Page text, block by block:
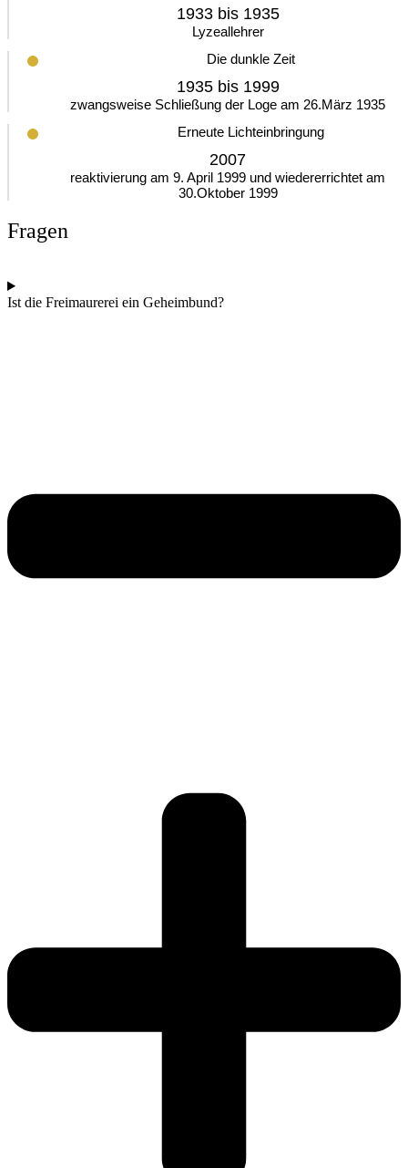
1933 bis 1935
Lyzeallehrer
Die dunkle Zeit
1935 bis 1999
zwangsweise Schließung der Loge am 26.März 1935
Erneute Lichteinbringung
2007
reaktivierung am 9. April 1999 und wiedererrichtet am
30.Oktober 1999
Fragen
Ist die Freimaurerei ein Geheimbund?